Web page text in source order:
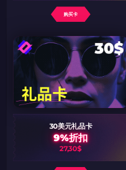
购买卡
30美元礼品卡
9%折扣
27,30$